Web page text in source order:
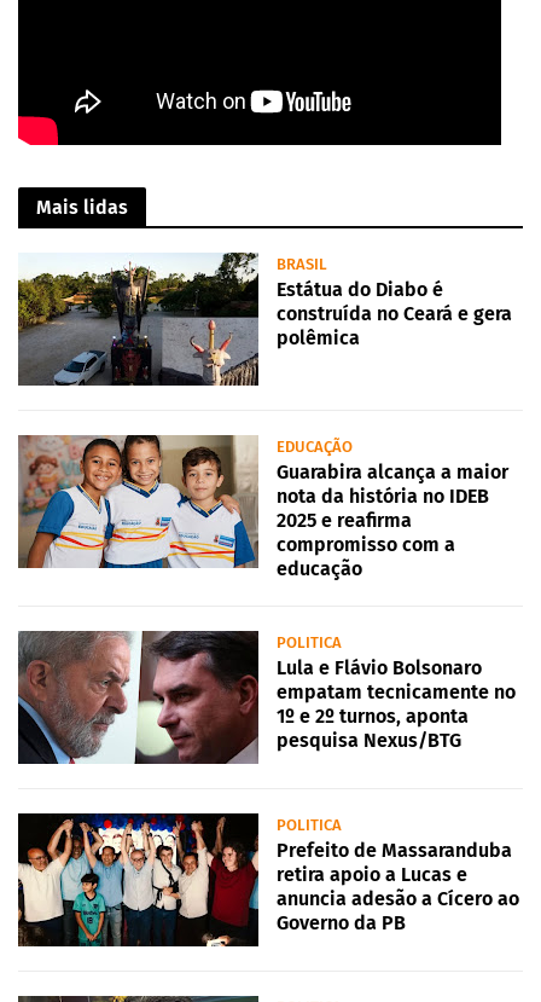
Mais lidas
BRASIL
Estátua do Diabo é
construída no Ceará e gera
polêmica
EDUCAÇÃO
Guarabira alcança a maior
nota da história no IDEB
2025 e reafirma
compromisso com a
educação
POLITICA
Lula e Flávio Bolsonaro
empatam tecnicamente no
1º e 2º turnos, aponta
pesquisa Nexus/BTG
POLITICA
Prefeito de Massaranduba
retira apoio a Lucas e
anuncia adesão a Cícero ao
Governo da PB